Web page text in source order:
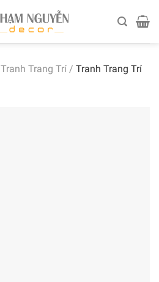
Tranh Trang Trí / Tranh Trang Trí